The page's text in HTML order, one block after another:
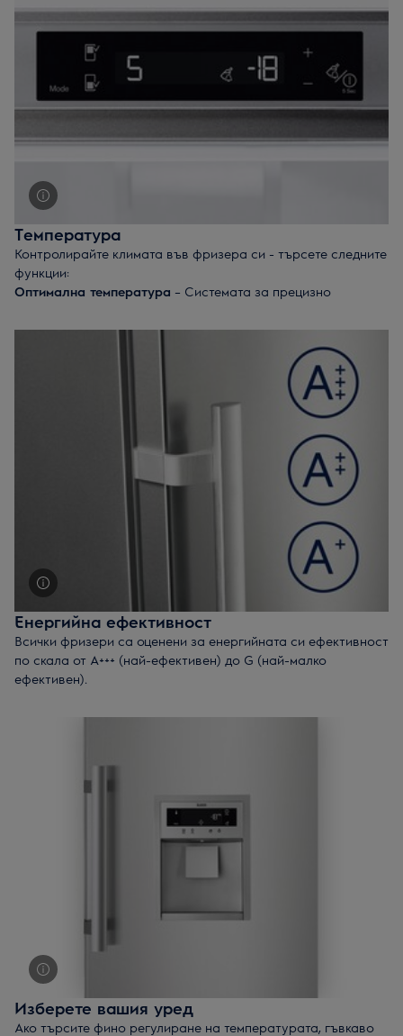
се нуждае от ръчно размразяване.
Температура
Контролирайте климата във фризера си - търсете следните
функции:
Оптимална температура – Системата за прецизно
температура във всяко чекмедже, за да може храната ви
– Функцията FastFreeze на
Electrolux спомага за замразяването на пресните ви
продукти почти незабавно, запазвайки техния вкус, цвят и
Сигнал за висока температура
– Предупредителният
сигнал за висока температура ще ви уведоми, ако вратата
е останала отворене, или ако вътрешната температура се
Енергийна ефективност
Всички фризери са оценени за енергийната си ефективност
по скала от A+++ (най-ефективен) до G (най-малко
ефективен).
нагоре ще ви помогне да намалите сметките си за енергия.
преместите хладилника си по-далече от радиатора или
Изберете вашия уред
Ако търсите фино регулиранe на температурата, гъвкаво